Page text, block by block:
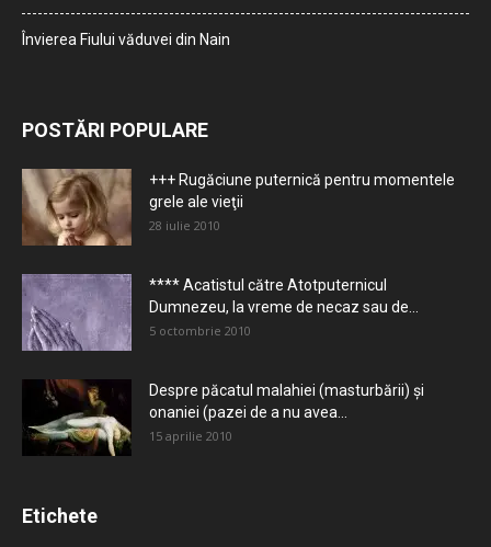
Învierea Fiului văduvei din Nain
POSTĂRI POPULARE
+++ Rugăciune puternică pentru momentele
grele ale vieţii
28 iulie 2010
**** Acatistul către Atotputernicul
Dumnezeu, la vreme de necaz sau de...
5 octombrie 2010
Despre păcatul malahiei (masturbării) şi
onaniei (pazei de a nu avea...
15 aprilie 2010
Etichete